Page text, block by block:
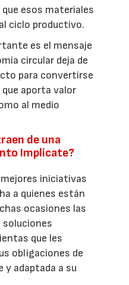
esos materiales
ciclo productivo.
es el mensaje
circular deja de
para convertirse
aporta valor
al medio
de una
Implícate?
iniciativas
a quienes están
ocasiones las
soluciones
que les
obligaciones de
adaptada a su